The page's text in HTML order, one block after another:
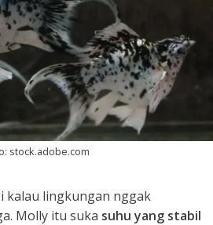
stock.adobe.com
kalau lingkungan nggak
Molly itu suka suhu yang stabil